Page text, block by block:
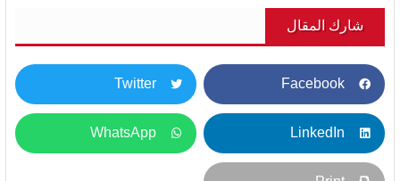
شارك المقال
Facebook
Twitter
LinkedIn
WhatsApp